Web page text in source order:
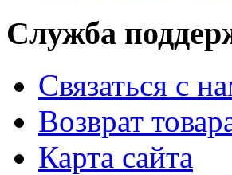
Служба
Связаться с
Возврат
Карта сайта